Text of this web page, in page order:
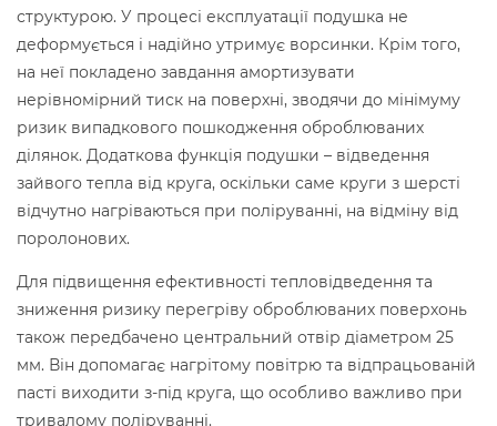
структурою. У процесі експлуатації подушка не
деформується і надійно утримує ворсинки. Крім того,
на неї покладено завдання амортизувати
нерівномірний тиск на поверхні, зводячи до мінімуму
ризик випадкового пошкодження оброблюваних
ділянок. Додаткова функція подушки – відведення
зайвого тепла від круга, оскільки саме круги з шерсті
відчутно нагріваються при поліруванні, на відміну від
поролонових.
Для підвищення ефективності тепловідведення та
зниження ризику перегріву оброблюваних поверхонь
також передбачено центральний отвір діаметром 25
мм. Він допомагає нагрітому повітрю та відпрацьованій
пасті виходити з-під круга, що особливо важливо при
тривалому поліруванні.